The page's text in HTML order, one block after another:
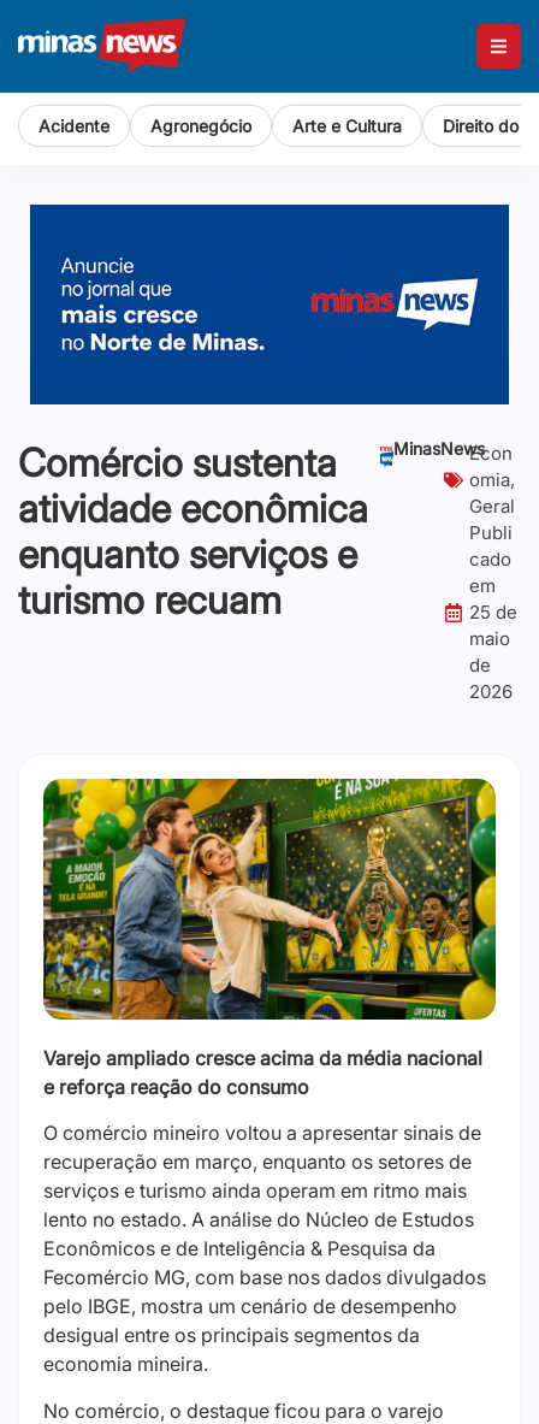
Acidente Agronegócio Arte e Cultura Direito do
MinasNewsEcon
omia,
Geral
Publi
cado
em
25 de
maio
de
2026
Comércio sustenta
atividade econômica
enquanto serviços e
turismo recuam
Varejo ampliado cresce acima da média nacional
e reforça reação do consumo
O comércio mineiro voltou a apresentar sinais de
recuperação em março, enquanto os setores de
serviços e turismo ainda operam em ritmo mais
lento no estado. A análise do Núcleo de Estudos
Econômicos e de Inteligência & Pesquisa da
Fecomércio MG, com base nos dados divulgados
pelo IBGE, mostra um cenário de desempenho
desigual entre os principais segmentos da
economia mineira.
No comércio, o destaque ficou para o varejo